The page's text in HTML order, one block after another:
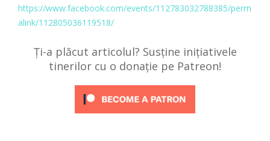
https://www.facebook.com/events/112783032788385/perm
alink/112805036119518/
Ți-a plăcut articolul? Susține inițiativele
tinerilor cu o donație pe Patreon!